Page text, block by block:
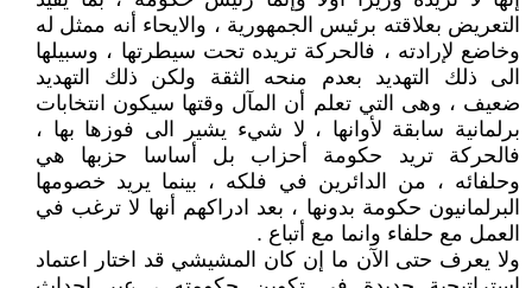
التعريض بعلاقته برئيس الجمهورية ، والايحاء أنه ممثل له
وخاضع لإرادته ، فالحركة تريده تحت سيطرتها ، وسبيلها
الى ذلك التهديد بعدم منحه الثقة ولكن ذلك التهديد
ضعيف ، وهى التي تعلم أن المآل وقتها سيكون انتخابات
برلمانية سابقة لأوانها ، لا شيء يشير الى فوزها بها ،
فالحركة تريد حكومة أحزاب بل أساسا حزبها هي
وحلفائه ، من الدائرين في فلكه ، بينما يريد خصومها
البرلمانيون حكومة بدونها ، بعد ادراكهم أنها لا ترغب في
العمل مع حلفاء وانما مع أتباع .
ولا يعرف حتى الآن ما إن كان المشيشي قد اختار اعتماد